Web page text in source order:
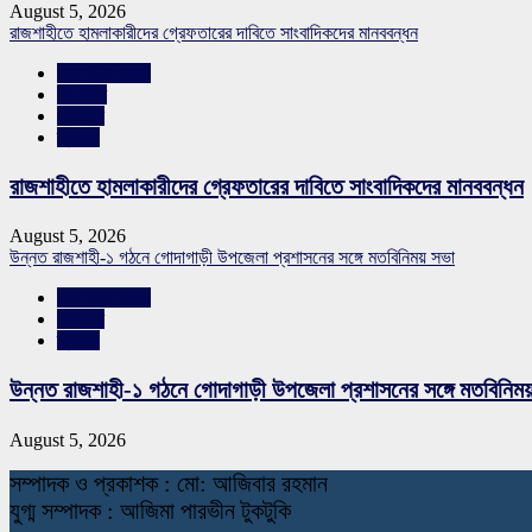
August 5, 2026
রাজশাহীতে হামলাকারীদের গ্রেফতারের দাবিতে সাংবাদিকদের মানববন্ধন
রাজশাহীতে হামলাকারীদের গ্রেফতারের দাবিতে সাংবাদিকদের মানববন্ধন
August 5, 2026
উন্নত রাজশাহী-১ গঠনে গোদাগাড়ী উপজেলা প্রশাসনের সঙ্গে মতবিনিময় সভা
উন্নত রাজশাহী-১ গঠনে গোদাগাড়ী উপজেলা প্রশাসনের সঙ্গে
August 5, 2026
সম্পাদক ও প্রকাশক : মো: আজিবার রহমান
যুগ্ম সম্পাদক : আজিমা পারভীন টুকটুকি